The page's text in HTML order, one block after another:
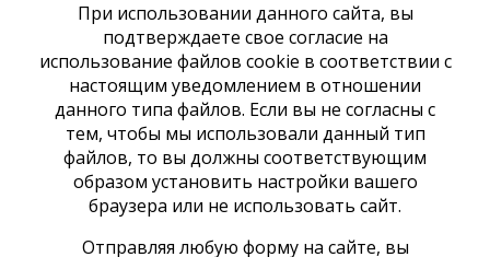
При использовании данного сайта, вы
подтверждаете свое согласие на
использование файлов cookie в соответствии с
настоящим уведомлением в отношении
данного типа файлов. Если вы не согласны с
тем, чтобы мы использовали данный тип
файлов, то вы должны соответствующим
образом установить настройки вашего
браузера или не использовать сайт.
Отправляя любую форму на сайте, вы